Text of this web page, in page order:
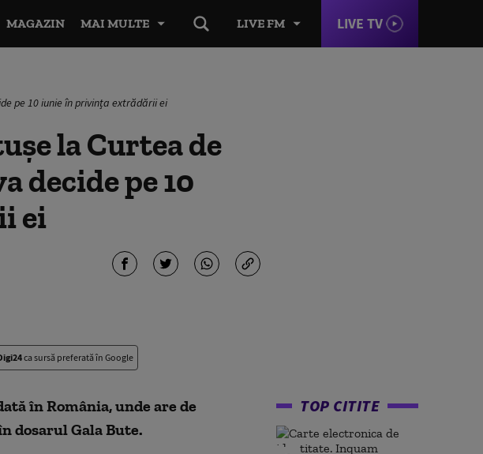
LIVE FM LIVE TV
MAGAZIN MAI MULTE
pe 10 iunie în privința extrădării ei
la Curtea de
decide pe 10
ei
ca sursă preferată în Google
în România, unde are de
dosarul Gala Bute.
TOP CITITE